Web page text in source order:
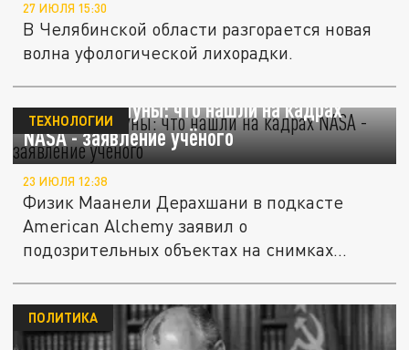
27 ИЮЛЯ 15:30
В Челябинской области разгорается новая
волна уфологической лихорадки.
НЛО вокруг Луны: что нашли на кадрах
NASA - заявление учёного
ТЕХНОЛОГИИ
23 ИЮЛЯ 12:38
Физик Маанели Дерахшани в подкасте
American Alchemy заявил о
подозрительных объектах на снимках
ПОЛИТИКА